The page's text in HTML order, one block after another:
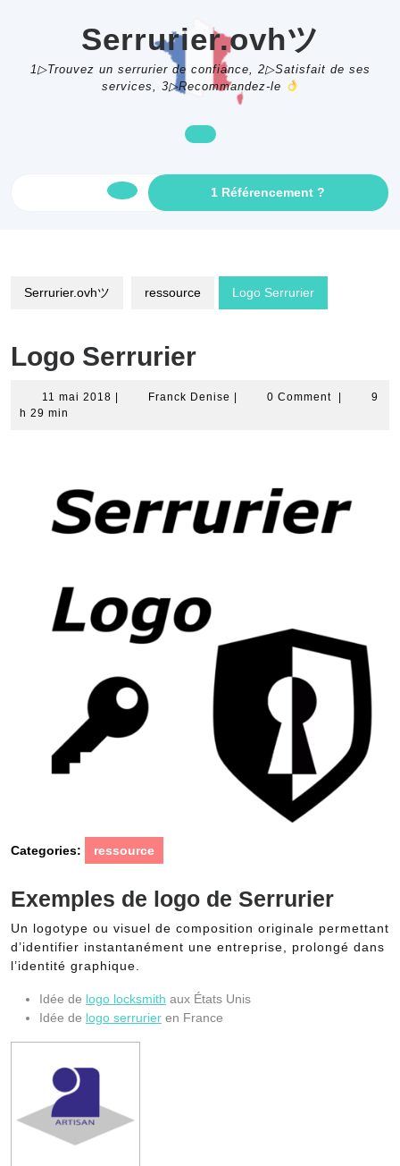
Serrurier.ovhツ
1▷Trouvez un serrurier de confiance, 2▷Satisfait de ses
services, 3▷Recommandez-le
Open
1 Référencement ?
AN
Serrurier.ovhツ ressource Logo Serrurier
Logo Serrurier
11 mai 2018 11
Franck Denise Franck0 Comment
9
h 29 min
Categories: ressource
Exemples de logo de Serrurier
Un logotype ou visuel de composition originale permettant
d’identifier instantanément une entreprise, prolongé dans
l’identité graphique.
Idée de logo locksmith aux États Unis
Idée de logo serrurier en France